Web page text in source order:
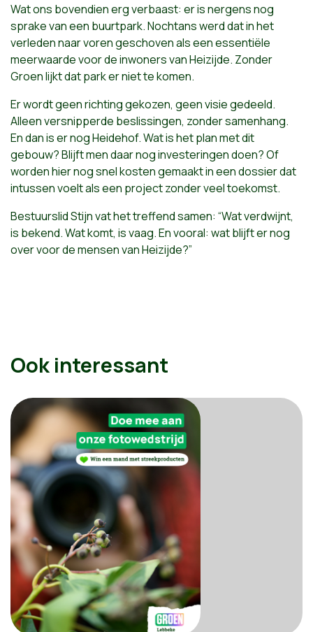
Wat ons bovendien erg verbaast: er is nergens nog
sprake van een buurtpark. Nochtans werd dat in het
verleden naar voren geschoven als een essentiële
meerwaarde voor de inwoners van Heizijde. Zonder
Groen lijkt dat park er niet te komen.
Er wordt geen richting gekozen, geen visie gedeeld.
Alleen versnipperde beslissingen, zonder samenhang.
En dan is er nog Heidehof. Wat is het plan met dit
gebouw? Blijft men daar nog investeringen doen? Of
worden hier nog snel kosten gemaakt in een dossier dat
intussen voelt als een project zonder veel toekomst.
Bestuurslid Stijn vat het treffend samen: “Wat verdwijnt,
is bekend. Wat komt, is vaag. En vooral: wat blijft er nog
over voor de mensen van Heizijde?”
Ook interessant